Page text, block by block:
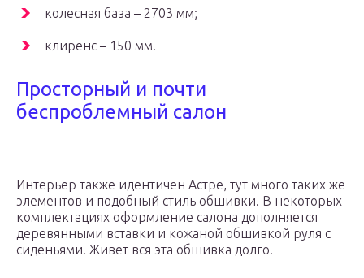
колесная база – 2703 мм;
клиренс – 150 мм.
Просторный и почти
беспроблемный салон
Интерьер также идентичен Астре, тут много таких же
элементов и подобный стиль обшивки. В некоторых
комплектациях оформление салона дополняется
деревянными вставки и кожаной обшивкой руля c
сиденьями. Живет вся эта обшивка долго.